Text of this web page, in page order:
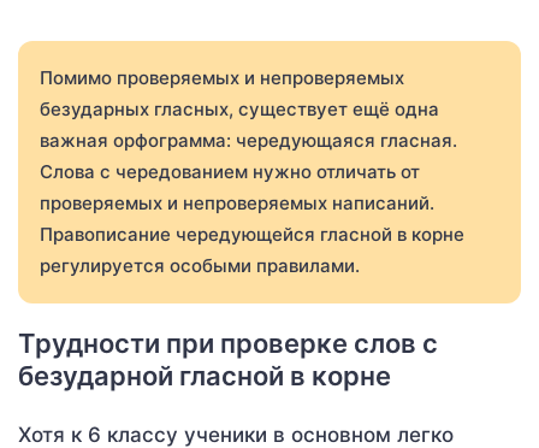
Помимо проверяемых и непроверяемых
безударных гласных, существует ещё одна
важная орфограмма: чередующаяся гласная.
Слова с чередованием нужно отличать от
проверяемых и непроверяемых написаний.
Правописание чередующейся гласной в корне
регулируется особыми правилами.
Трудности при проверке слов с
безударной гласной в корне
Хотя к 6 классу ученики в основном легко